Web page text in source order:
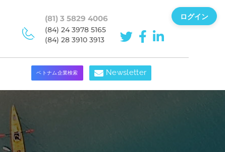
(81) 3 5829 4006
(84) 24 3978 5165
(84) 28 3910 3913
ベトナム企業検索 Newsletter
ログイン